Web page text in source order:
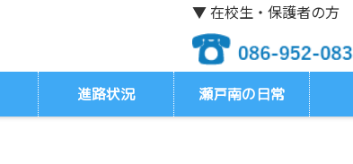
▼ 在校生・保護者の方
進路状況 瀬戸南の日常